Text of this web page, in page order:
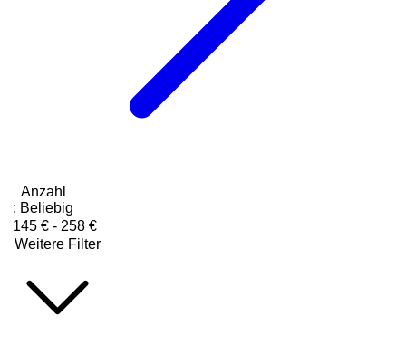
Anzahl
: Beliebig
145 € - 258 €
Weitere Filter